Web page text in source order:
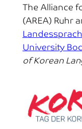
The Alliance
(AREA) Ruhr
University
of Korean